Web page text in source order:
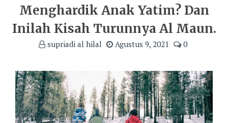
Menghardik Anak Yatim? Dan
Inilah Kisah Turunnya Al Maun.
supriadi al hilal Agustus 9, 2021 0